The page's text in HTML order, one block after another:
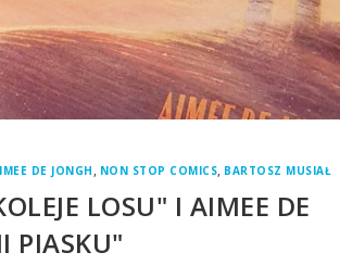
DE JONGH , NON STOP COMICS, BARTOSZ MUSIAŁ
LOSU" I AIMEE DE
PIASKU"